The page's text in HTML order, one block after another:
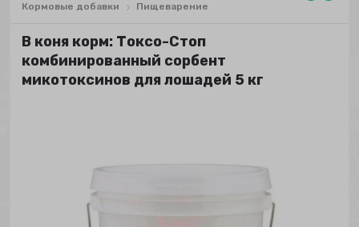
Кормовые добавки
Пищеварение
В коня корм: Токсо-Стоп
комбинированный сорбент
микотоксинов для лошадей 5 кг